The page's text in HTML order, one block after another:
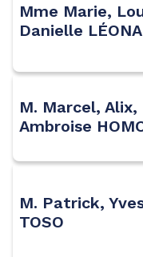
Mme Marie,
Danielle
M. Marcel, Alix,
Ambroise
M. Patrick,
TOSO